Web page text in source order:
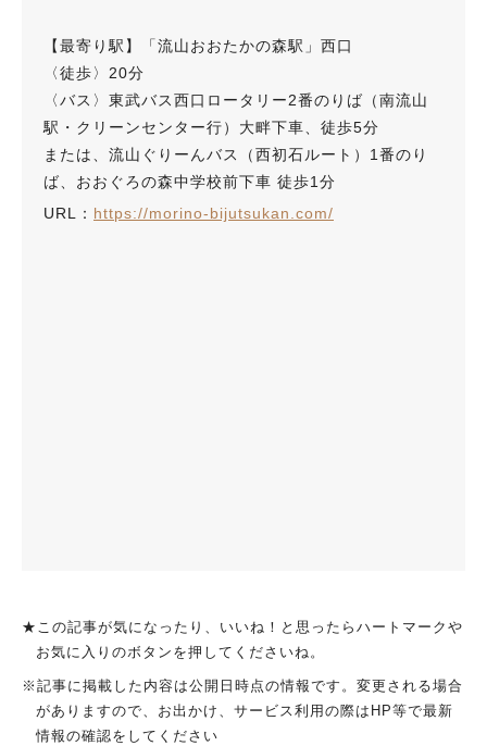
【最寄り駅】「流山おおたかの森駅」西口
〈徒歩〉20分
〈バス〉東武バス西口ロータリー2番のりば（南流山
駅・クリーンセンター行）大畔下車、徒歩5分
または、流山ぐりーんバス（西初石ルート）1番のり
ば、おおぐろの森中学校前下車 徒歩1分
URL： https://morino-bijutsukan.com/
★この記事が気になったり、いいね！と思ったらハートマークや
お気に入りのボタンを押してくださいね。
※記事に掲載した内容は公開日時点の情報です。変更される場合
がありますので、お出かけ、サービス利用の際はHP等で最新
情報の確認をしてください